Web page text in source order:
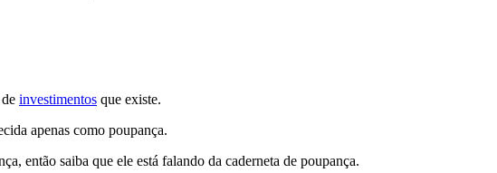
investimentos que existe.
apenas como poupança.
então saiba que ele está falando da caderneta de poupança.